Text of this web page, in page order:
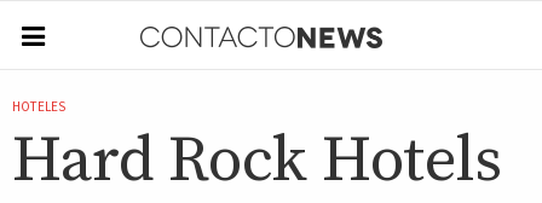
HOTELES
Hard Rock Hotels